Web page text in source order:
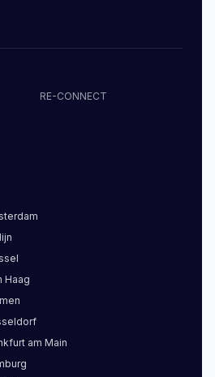
RE-CONNECT
Haag
am Main